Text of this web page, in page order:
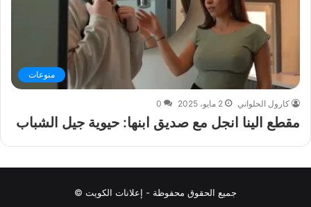
منوعات
كارول الحلواني 2 مايو، 2025 0
مقطع الينا انجل مع صديق ابنها: حيوية جيل الشباب
جميع الحقوق محفوظة - إعلانات الكويت ©